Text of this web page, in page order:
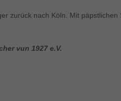
zurück nach Köln. Mit
vun 1927 e.V.